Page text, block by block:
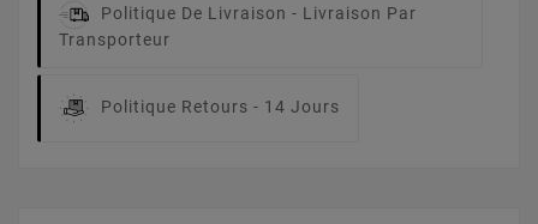
Politique De Livraison - Livraison Par
Transporteur
Politique Retours - 14 Jours